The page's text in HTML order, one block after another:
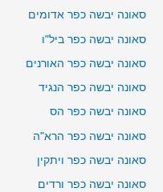
סאונה יבשה כפר אדומים
סאונה יבשה כפר ביל"ו
סאונה יבשה כפר האורנים
סאונה יבשה כפר הנגיד
סאונה יבשה כפר הס
סאונה יבשה כפר הרא"ה
סאונה יבשה כפר ויתקין
סאונה יבשה כפר ורדים